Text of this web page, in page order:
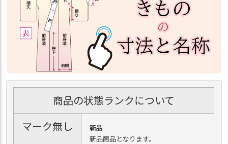
商品の状態ランクについて
マーク無し
新品
新品商品となります。